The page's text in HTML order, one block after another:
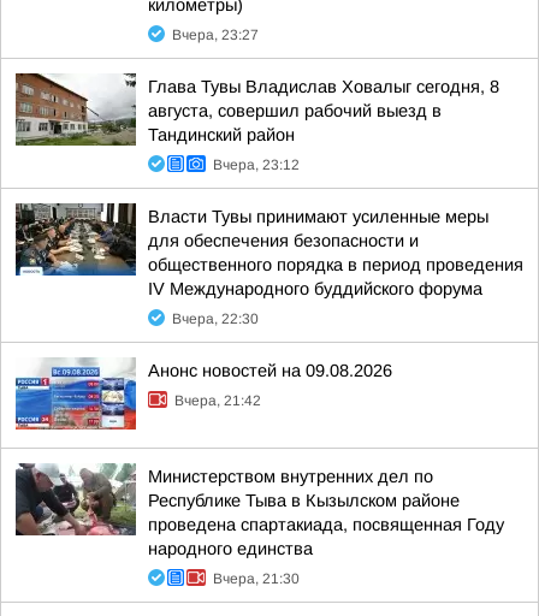
километры)
Вчера, 23:27
Глава Тувы Владислав Ховалыг сегодня, 8
августа, совершил рабочий выезд в
Тандинский район
Вчера, 23:12
Власти Тувы принимают усиленные меры
для обеспечения безопасности и
общественного порядка в период проведения
IV Международного буддийского форума
Вчера, 22:30
Анонс новостей на 09.08.2026
Вчера, 21:42
Министерством внутренних дел по
Республике Тыва в Кызылском районе
проведена спартакиада, посвященная Году
народного единства
Вчера, 21:30